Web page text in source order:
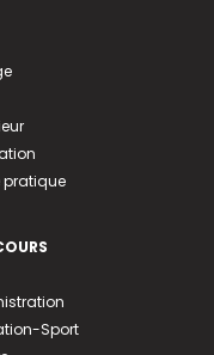
pratique
Sport